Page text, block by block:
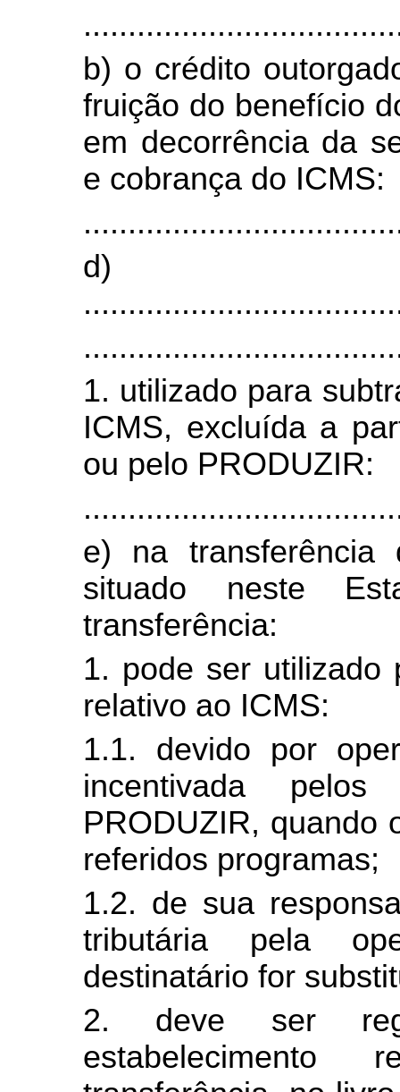
b) o crédito
fruição do benefício
em decorrência da
e cobrança do ICMS:
d)
1. utilizado para
ICMS, excluída a
ou pelo PRODUZIR:
e) na transferência
situado neste
transferência:
1. pode ser utilizado
relativo ao ICMS:
1.1. devido por
incentivada
PRODUZIR, quando
referidos programas;
1.2. de sua
tributária pela
destinatário for
2. deve ser